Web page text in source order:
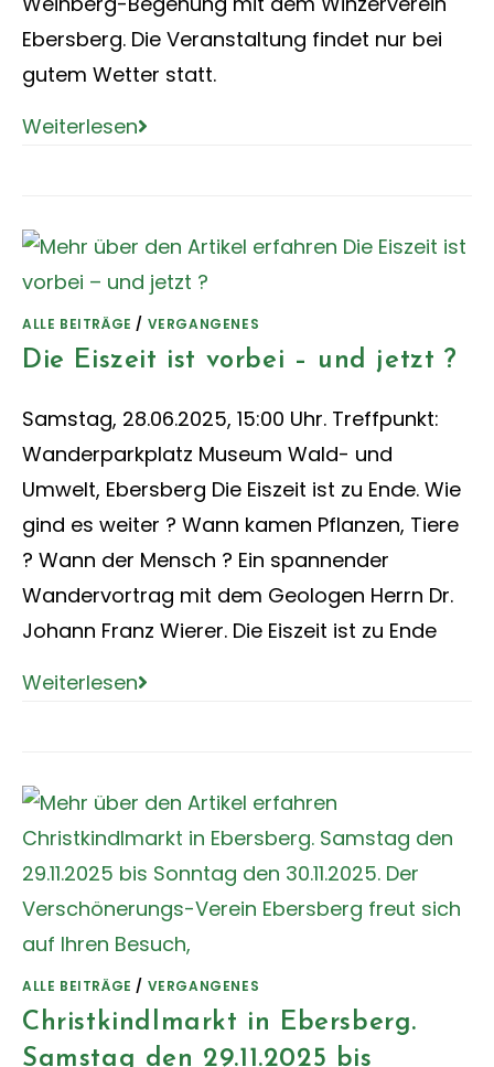
Ebersberg. Die Veranstaltung findet nur bei
gutem Wetter statt.
Weiterlesen
ALLE BEITRÄGE / VERGANGENES
Die Eiszeit ist vorbei – und jetzt ?
Samstag, 28.06.2025, 15:00 Uhr. Treffpunkt:
Wanderparkplatz Museum Wald- und
Umwelt, Ebersberg Die Eiszeit ist zu Ende. Wie
gind es weiter ? Wann kamen Pflanzen, Tiere
? Wann der Mensch ? Ein spannender
Wandervortrag mit dem Geologen Herrn Dr.
Johann Franz Wierer. Die Eiszeit ist zu Ende
Weiterlesen
ALLE BEITRÄGE / VERGANGENES
Christkindlmarkt in Ebersberg.
Samstag den 29.11.2025 bis